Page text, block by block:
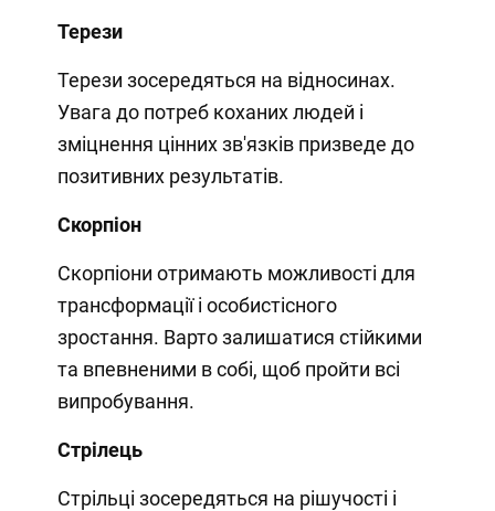
Терези
Терези зосередяться на відносинах.
Увага до потреб коханих людей і
зміцнення цінних зв'язків призведе до
позитивних результатів.
Скорпіон
Скорпіони отримають можливості для
трансформації і особистісного
зростання. Варто залишатися стійкими
та впевненими в собі, щоб пройти всі
випробування.
Стрілець
Стрільці зосередяться на рішучості і